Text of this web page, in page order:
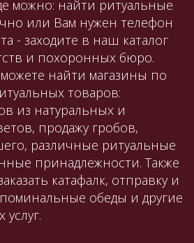
можно: найти ритуальные
или Вам нужен телефон
- заходите в наш каталог
и похоронных бюро.
найти магазины по
товаров:
из натуральных и
продажу гробов,
различные ритуальные
принадлежности. Также
катафалк, отправку и
поминальные обеды и другие